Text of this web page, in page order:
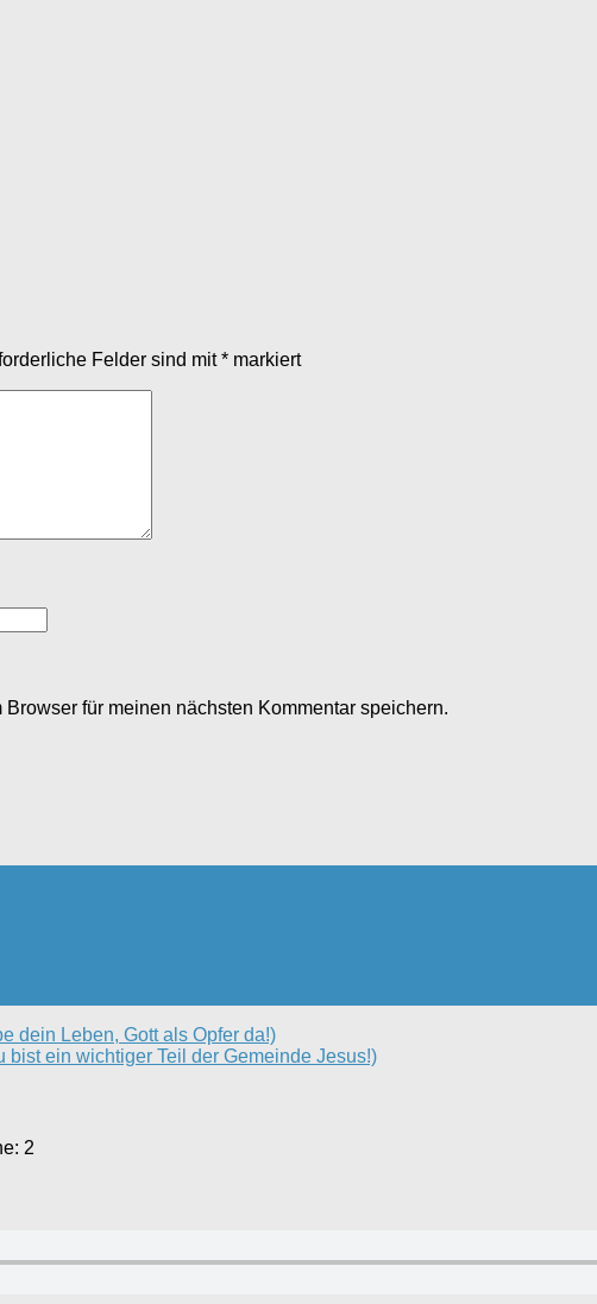
Felder sind mit* markiert
für meinen nächsten Kommentar speichern.
dein Leben, Gott als Opfer da!)
bist ein wichtiger Teil der Gemeinde Jesus!)
2